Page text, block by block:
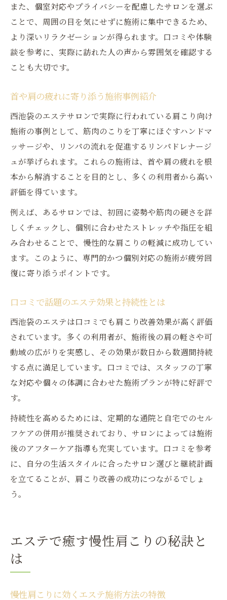
また、個室対応やプライバシーを配慮したサロンを選ぶ
ことで、周囲の目を気にせずに施術に集中できるため、
より深いリラクゼーションが得られます。口コミや体験
談を参考に、実際に訪れた人の声から雰囲気を確認する
ことも大切です。
首や肩の疲れに寄り添う施術事例紹介
西池袋のエステサロンで実際に行われている肩こり向け
施術の事例として、筋肉のこりを丁寧にほぐすハンドマ
ッサージや、リンパの流れを促進するリンパドレナージ
ュが挙げられます。これらの施術は、首や肩の疲れを根
本から解消することを目的とし、多くの利用者から高い
評価を得ています。
例えば、あるサロンでは、初回に姿勢や筋肉の硬さを詳
しくチェックし、個別に合わせたストレッチや指圧を組
み合わせることで、慢性的な肩こりの軽減に成功してい
ます。このように、専門的かつ個別対応の施術が疲労回
復に寄り添うポイントです。
口コミで話題のエステ効果と持続性とは
西池袋のエステは口コミでも肩こり改善効果が高く評価
されています。多くの利用者が、施術後の肩の軽さや可
動域の広がりを実感し、その効果が数日から数週間持続
する点に満足しています。口コミでは、スタッフの丁寧
な対応や個々の体調に合わせた施術プランが特に好評で
す。
持続性を高めるためには、定期的な通院と自宅でのセル
フケアの併用が推奨されており、サロンによっては施術
後のアフターケア指導も充実しています。口コミを参考
に、自分の生活スタイルに合ったサロン選びと継続計画
を立てることが、肩こり改善の成功につながるでしょ
う。
エステで癒す慢性肩こりの秘訣と
は
慢性肩こりに効くエステ施術方法の特徴